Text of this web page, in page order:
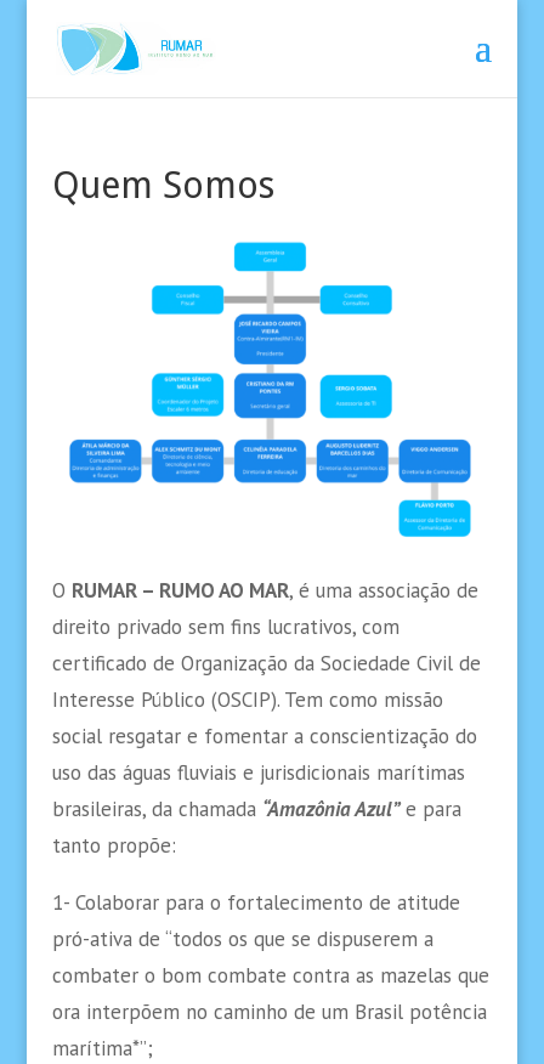
Quem Somos
O RUMAR – RUMO AO MAR, é uma associação de
direito privado sem fins lucrativos, com
certificado de Organização da Sociedade Civil de
Interesse Público (OSCIP). Tem como missão
social resgatar e fomentar a conscientização do
uso das águas fluviais e jurisdicionais marítimas
brasileiras, da chamada “Amazônia Azul”e para
tanto propõe:
1- Colaborar para o fortalecimento de atitude
pró-ativa de “todos os que se dispuserem a
combater o bom combate contra as mazelas que
ora interpõem no caminho de um Brasil potência
marítima*”;